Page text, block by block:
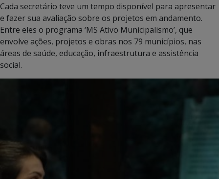
Cada secretário teve um tempo disponível para apresentar
e fazer sua avaliação sobre os projetos em andamento.
Entre eles o programa ‘MS Ativo Municipalismo’, que
envolve ações, projetos e obras nos 79 municípios, nas
áreas de saúde, educação, infraestrutura e assistência
social.